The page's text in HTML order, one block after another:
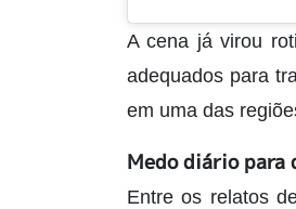
A cena já virou
adequados para
em uma das
Medo diário para
Entre os relatos